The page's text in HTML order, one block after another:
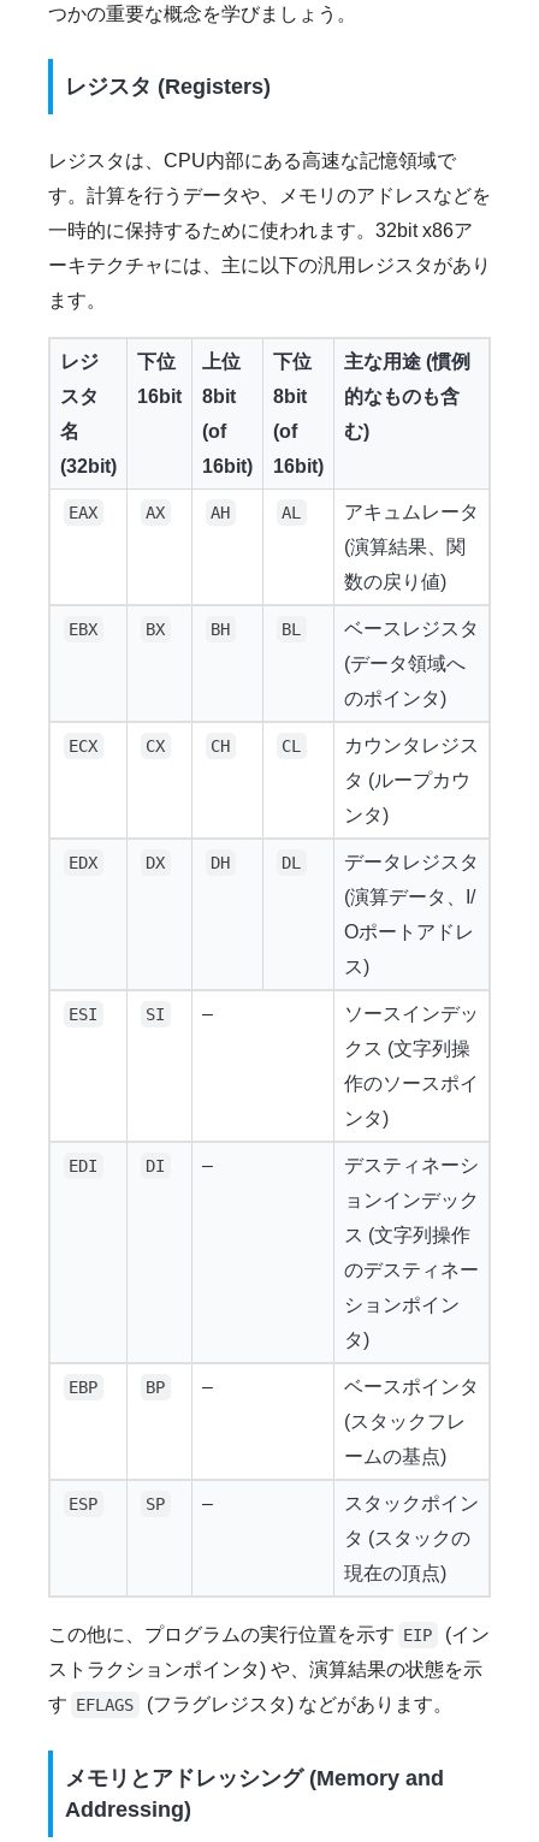
つかの重要な概念を学びましょう。
レジスタ (Registers)
レジスタは、CPU内部にある高速な記憶領域で
す。計算を行うデータや、メモリのアドレスなどを
一時的に保持するために使われます。32bit x86ア
ーキテクチャには、主に以下の汎用レジスタがあり
ます。
レジ
スタ
名
(32bit)
下位
16bit
上位
8bit
(of
16bit)
下位
8bit
(of
16bit)
主な用途 (慣例
的なものも含
む)
EAX AX AH AL
アキュムレータ
(演算結果、関
数の戻り値)
EBX BX BH BL
ベースレジスタ
(データ領域へ
のポインタ)
ECX CX CH CL
カウンタレジス
タ (ループカウ
ンタ)
EDX DX DH DL
データレジスタ
(演算データ、I/
Oポートアドレ
ス)
ESI SI –
ソースインデッ
クス (文字列操
作のソースポイ
ンタ)
EDI DI –
デスティネーシ
ョンインデック
ス (文字列操作
のデスティネー
ションポイン
タ)
EBP BP –
ベースポインタ
(スタックフレ
ームの基点)
ESP SP –
スタックポイン
タ (スタックの
現在の頂点)
この他に、プログラムの実行位置を示す EIP
(イン
ストラクションポインタ) や、演算結果の状態を示
す EFLAGS (フラグレジスタ) などがあります。
メモリとアドレッシング (Memory and
Addressing)